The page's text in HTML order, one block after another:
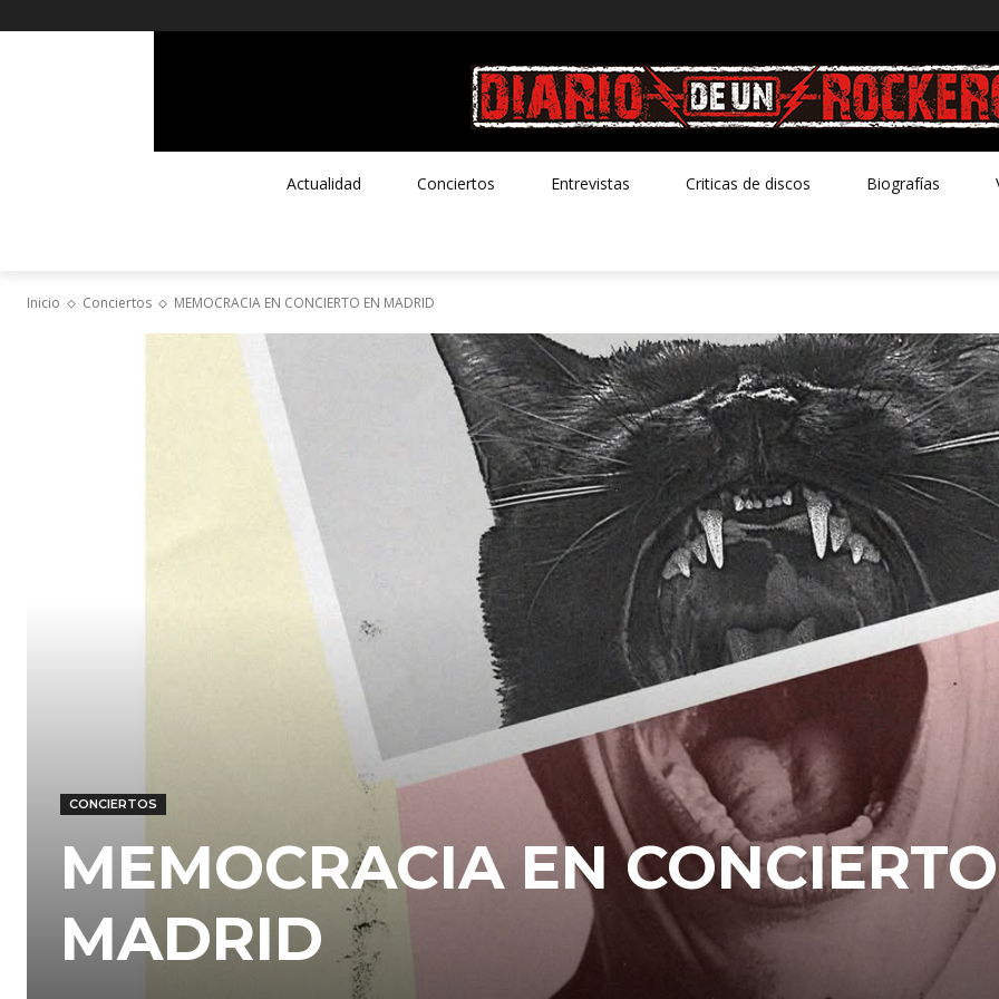
Actualidad Conciertos Entrevistas Criticas de discos Biografías
Inicio Conciertos MEMOCRACIA EN CONCIERTO EN MADRID
CONCIERTOS
MEMOCRACIA EN
MADRID